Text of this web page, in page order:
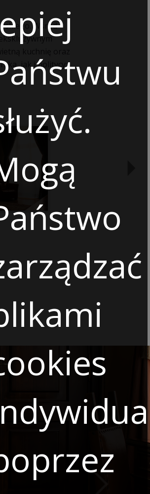
Wśród
kuchnię oraz
jak i politycy: